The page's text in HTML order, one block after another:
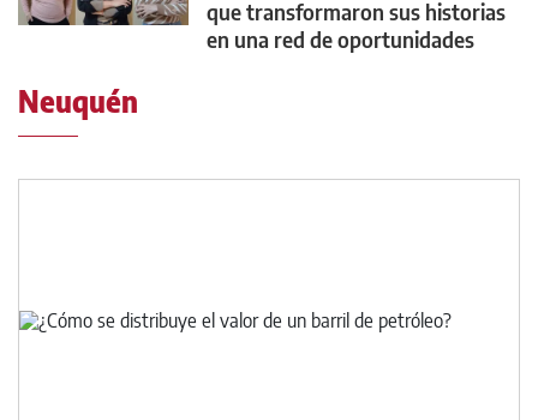
que transformaron sus historias
en una red de oportunidades
Neuquén